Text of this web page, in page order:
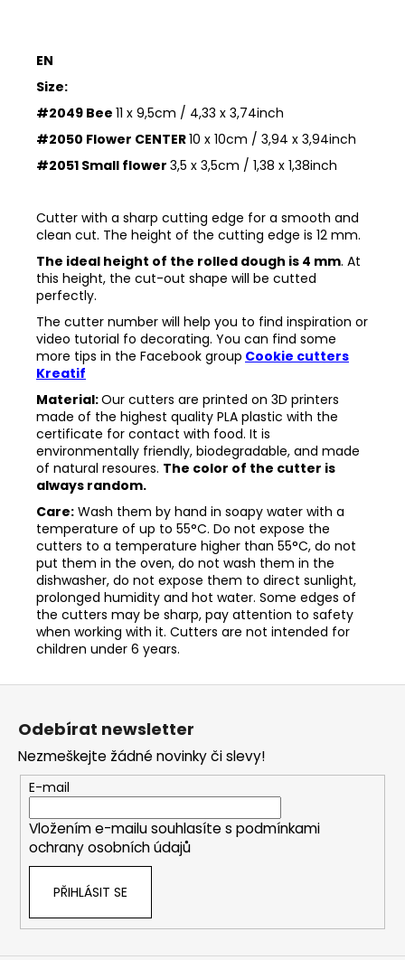
EN
Size:
#2049 Bee 11 x 9,5cm / 4,33 x 3,74inch
#2050 Flower CENTER10 x 10cm / 3,94 x 3,94inch
#2051 Small flower 3,5 x 3,5cm / 1,38 x 1,38inch
Cutter with a sharp cutting edge for a smooth and
clean cut. The height of the cutting edge is 12 mm.
The ideal height of the rolled dough is 4 mm. At
this height, the cut-out shape will be cutted
perfectly.
The cutter number will help you to find inspiration or
video tutorial fo decorating. You can find some
more tips in the Facebook group Cookie cutters
Kreatif
Material:Our cutters are printed on 3D printers
made of the highest quality PLA plastic with the
certificate for contact with food. It is
environmentally friendly, biodegradable, and made
of natural resoures. The color of the cutter is
always random.
Care: Wash them by hand in soapy water with a
temperature of up to 55°C. Do not expose the
cutters to a temperature higher than 55°C, do not
put them in the oven, do not wash them in the
dishwasher, do not expose them to direct sunlight,
prolonged humidity and hot water. Some edges of
the cutters may be sharp, pay attention to safety
when working with it. Cutters are not intended for
children under 6 years.
Z
Odebírat newsletter
Nezmeškejte žádné novinky či slevy!
E-mail
Vložením e-mailu souhlasíte s podmínkami
ochrany osobních údajů
PŘIHLÁSIT SE